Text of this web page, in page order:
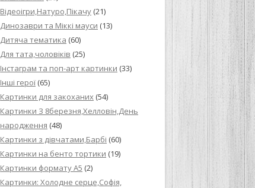
Відеоігри,Натуро,Пікачу (21)
Динозаври та Міккі мауси (13)
Дитяча тематика (60)
Для тата,чоловіків (25)
Інстаграм та поп-арт картинки (33)
Інші герої (65)
Картинки для закоханих (54)
Картинки З 8березня,Хелловін,День
народження (48)
Картинки з дівчатами,Барбі (60)
Картинки на бенто тортики (19)
Картинки формату А5 (2)
Картинки: Холодне серце,Софія,